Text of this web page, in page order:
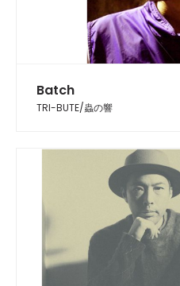
Batch
TRI-BUTE/蟲の響